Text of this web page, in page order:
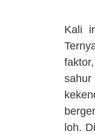
Kali
sahur
loh.